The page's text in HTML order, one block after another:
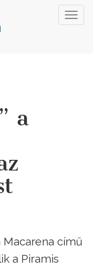
a
című
a Piramis